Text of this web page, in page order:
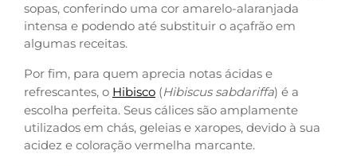
sopas, conferindo uma cor amarelo-alaranjada
intensa e podendo até substituir o açafrão em
algumas receitas.
Por fim, para quem aprecia notas ácidas e
refrescantes, o Hibisco (Hibiscus sabdariffa) é a
escolha perfeita. Seus cálices são amplamente
utilizados em chás, geleias e xaropes, devido à sua
acidez e coloração vermelha marcante.